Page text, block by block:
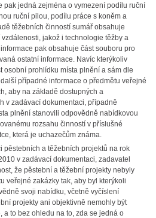
pak jedná zejména o vymezení podílu ruční
ruční pilou, podílu práce s koněm a
těžebních činností sumář obsahuje
jakož i technologie těžby a
pak obsahuje část souboru pro
ostatní informace. Navíc kterýkoliv
osobní prohlídku místa plnění a sám dle
případné informace o předmětu veřejné
aby na základě dostupných a
v zadávací dokumentaci, případně
plnění stanovili odpovědně nabídkovou
rozsahu činností v příslušné
která je uchazečům známa.
pěstebních a těžebních projektů na rok
v zadávací dokumentaci, zadavatel
že pěstební a těžební projekty nebyly
veřejné zakázky tak, aby byl kterýkoli
svoji nabídku, včetně vyčíslení
projekty ani objektivně nemohly být
a to bez ohledu na to, zda se jedná o